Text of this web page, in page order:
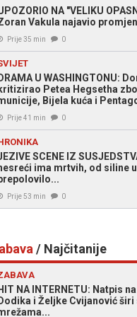
NA "VELIKU
Vakula najavio
Prije 35 min 0
U WASHINGTONU:
Petea Hegsetha
Bijela kuća i
Prije 41 min 0
SCENE IZ
ima mrtvih, od siline
Prije 53 min 0
/ Najčitanije
NA INTERNETU: Natpis
i Željke Cvijanović širi